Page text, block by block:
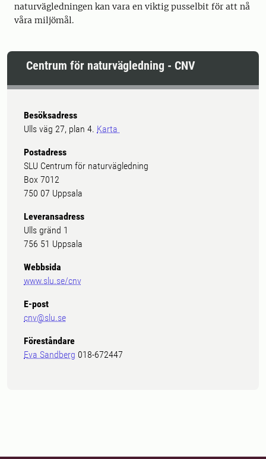
naturvägledningen kan vara en viktig pusselbit för att nå
våra miljömål.
Centrum för naturvägledning - CNV
Besöksadress
Ulls väg 27, plan 4. Karta
Postadress
SLU Centrum för naturvägledning
Box 7012
750 07 Uppsala
Leveransadress
Ulls gränd 1
756 51 Uppsala
Webbsida
www.slu.se/cnv
E-post
cnv@slu.se
Föreståndare
Eva Sandberg 018-672447